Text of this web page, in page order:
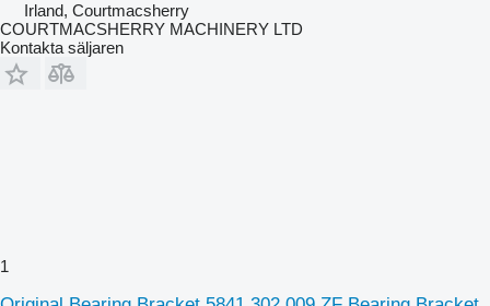
Irland, Courtmacsherry
COURTMACSHERRY MACHINERY LTD
Kontakta säljaren
1